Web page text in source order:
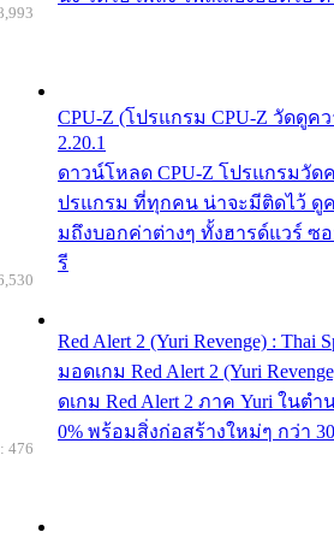
CPU-Z (โปรแกรม CPU-Z วัดดูค
2.20.1
ดาวน์โหลด CPU-Z โปรแกรมวัด
ปรแกรม ที่ทุกคน น่าจะมีติดไว้ ดูค
มถึงบอกค่าต่างๆ ทั้งฮารด์แวร์ ซ
รี
Red Alert 2 (Yuri Revenge) : Thai
มอดเกม Red Alert 2 (Yuri
ดเกม Red Alert 2 ภาค Yuri ในต
0% พร้อมสิ่งก่อสร้างใหม่ๆ กว่า
476